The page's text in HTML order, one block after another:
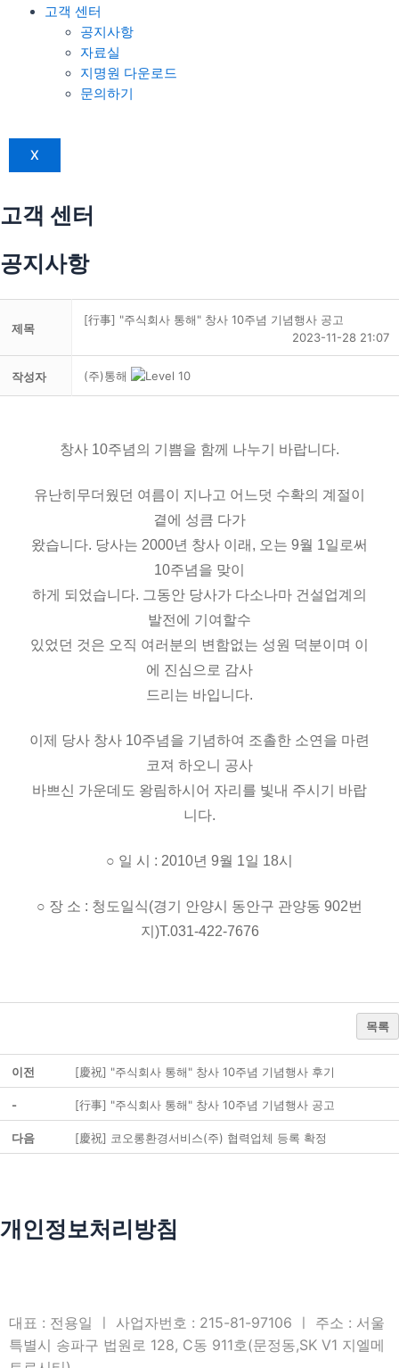
고객 센터
공지사항
자료실
지명원 다운로드
문의하기
X
고객 센터
공지사항
제목
[行事] "주식회사 통해" 창사 10주념 기념행사 공고
2023-11-28 21:07
작성자 (주)통해
창사 10주념의 기쁨을 함께 나누기 바랍니다.
유난히무더웠던 여름이 지나고 어느덧 수확의 계절이
곁에 성큼 다가
왔습니다. 당사는 2000년 창사 이래, 오는 9월 1일로써
10주념을 맞이
하게 되었습니다. 그동안 당사가 다소나마 건설업계의
발전에 기여할수
있었던 것은 오직 여러분의 변함없는 성원 덕분이며 이
에 진심으로 감사
드리는 바입니다.
이제 당사 창사 10주념을 기념하여 조촐한 소연을 마련
코져 하오니 공사
바쁘신 가운데도 왕림하시어 자리를 빛내 주시기 바랍
니다.
○ 일 시 : 2010년 9월 1일 18시
○ 장 소 : 청도일식(경기 안양시 동안구 관양동 902번
지)T.031-422-7676
목록
이전 [慶祝] "주식회사 통해" 창사 10주념 기념행사 후기
- [行事] "주식회사 통해" 창사 10주념 기념행사 공고
다음 [慶祝] 코오롱환경서비스(주) 협력업체 등록 확정
개인정보처리방침
대표 : 전용일 ㅣ 사업자번호 : 215-81-97106 ㅣ 주소 : 서울
특별시 송파구 법원로 128, C동 911호(문정동,SK V1 지엘메